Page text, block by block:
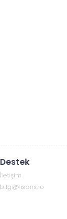
Destek
İletişim
bilgi@lisans.io